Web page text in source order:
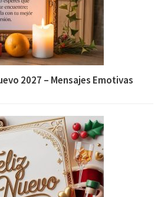
2027 – Mensajes Emotivas